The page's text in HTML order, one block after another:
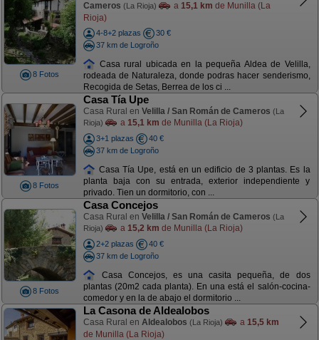
8 Fotos
Cameros (La Rioja) a 15,1 km de Munilla (La
Rioja)
4-8+2 plazas
30 €
37 km de Logroño
Casa rural ubicada en la pequeña Aldea de Velilla,
rodeada de Naturaleza, donde podras hacer senderismo,
Recogida de Setas, Berrea de los ci ...
8 Fotos
Casa Tía Upe
Casa Rural en Velilla / San Román de Cameros (La
Rioja)
a 15,1 km de Munilla (La Rioja)
3+1 plazas
40 €
37 km de Logroño
Casa Tía Upe, está en un edificio de 3 plantas. Es la
planta baja con su entrada, exterior independiente y
privado. Tien un dormitorio, con ...
8 Fotos
Casa Concejos
Casa Rural en Velilla / San Román de Cameros (La
Rioja)
a 15,2 km de Munilla (La Rioja)
2+2 plazas
40 €
37 km de Logroño
Casa Concejos, es una casita pequeña, de dos
plantas (20m2 cada planta). En una está el salón-cocina-
comedor y en la de abajo el dormitorio ...
La Casona de Aldealobos
Casa Rural en Aldealobos (La Rioja) a 15,5 km
de Munilla (La Rioja)